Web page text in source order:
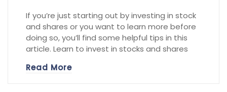
If you’re just starting out by investing in stock
and shares or you want to learn more before
doing so, you’ll find some helpful tips in this
article. Learn to invest in stocks and shares
Read More